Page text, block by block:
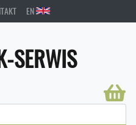
EN
SERWIS